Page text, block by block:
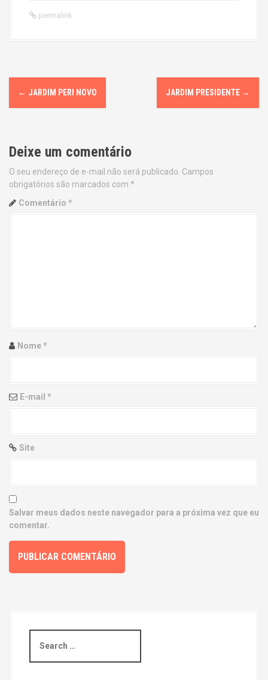
permalink
P
o
t
n
a
i
n
← JARDIM PERI NOVO JARDIM PRESIDENTE →
Deixe um comentário
O seu endereço de e-mail não será publicado. Campos
obrigatórios são marcados com *
Comentário *
Nome*
E-mail *
Site
Salvar meus dados neste navegador para a próxima vez que eu
comentar.
a